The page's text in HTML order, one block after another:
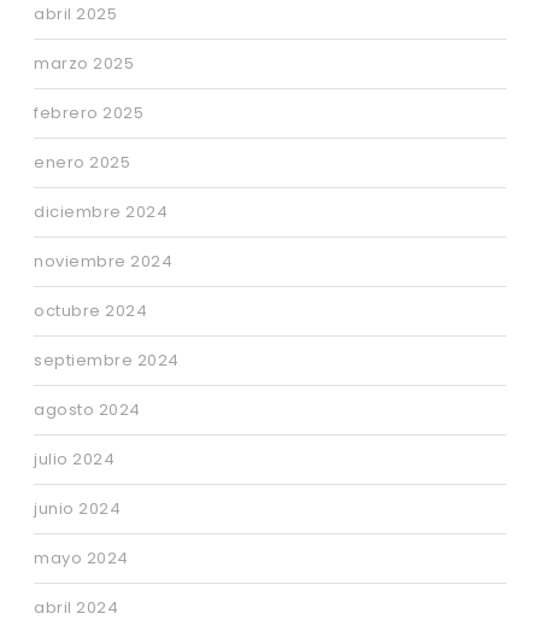
abril 2025
marzo 2025
febrero 2025
enero 2025
diciembre 2024
noviembre 2024
octubre 2024
septiembre 2024
agosto 2024
julio 2024
junio 2024
mayo 2024
abril 2024